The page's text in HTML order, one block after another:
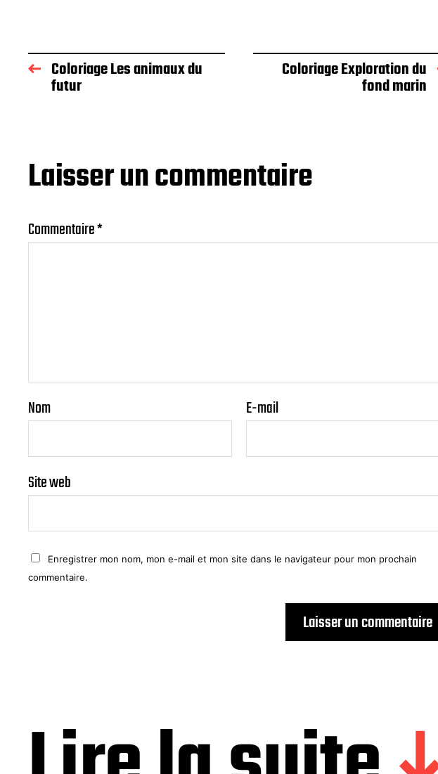
Coloriage Les animaux du
futur
Coloriage Exploration du
fond marin
Laisser un commentaire
Commentaire*
Nom E-mail
Site web
Enregistrer mon nom, mon e-mail et mon site dans le navigateur pour mon prochain
commentaire.